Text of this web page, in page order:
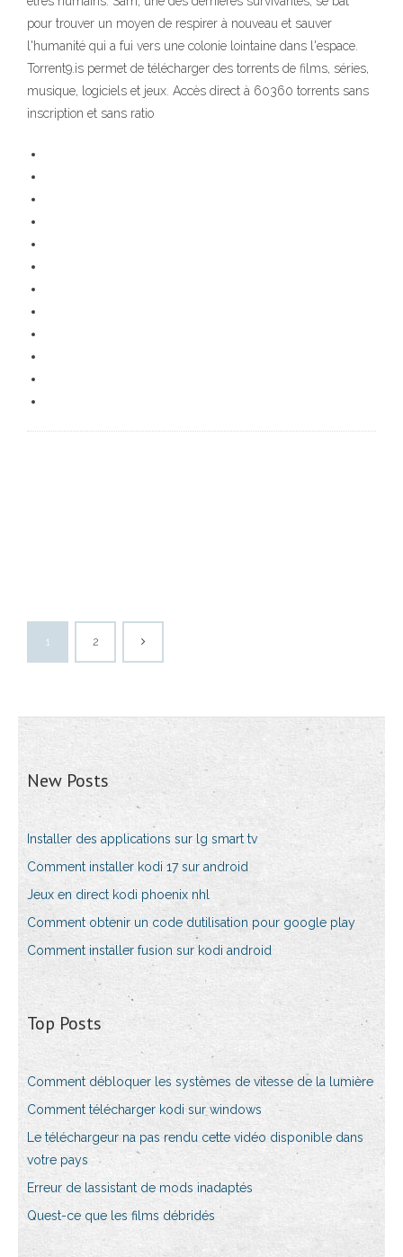
pour trouver un moyen de respirer à nouveau et sauver
l'humanité qui a fui vers une colonie lointaine dans l'espace.
Torrent9.is permet de télécharger des torrents de films, séries,
musique, logiciels et jeux. Accès direct à 60360 torrents sans
inscription et sans ratio
1 2
New Posts
Installer des applications sur lg smart tv
Comment installer kodi 17 sur android
Jeux en direct kodi phoenix nhl
Comment obtenir un code dutilisation pour google play
Comment installer fusion sur kodi android
Top Posts
Comment débloquer les systèmes de vitesse de la lumière
Comment télécharger kodi sur windows
Le téléchargeur na pas rendu cette vidéo disponible dans
votre pays
Erreur de lassistant de mods inadaptés
Quest-ce que les films débridés